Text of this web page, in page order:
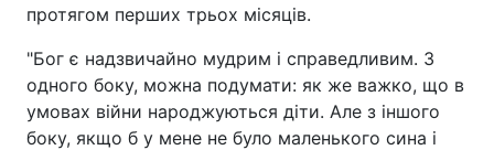
протягом перших трьох місяців.
"Бог є надзвичайно мудрим і справедливим. З
одного боку, можна подумати: як же важко, що в
умовах війни народжуються діти. Але з іншого
боку, якщо б у мене не було маленького сина і